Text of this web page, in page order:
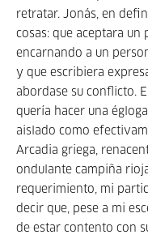
retratar. Jonás, en
cosas: que aceptara un
encarnando a un
y que escribiera
abordase su conflicto.
quería hacer una
aislado como
Arcadia griega,
ondulante campiña
requerimiento, mi
decir que, pese a mi
de estar contento con